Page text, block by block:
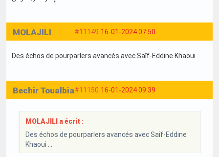
#11149 16-01-2024 07:50
MOLAJILI
Des échos de pourparlers avancés avec Saîf-Eddine Khaoui ...
#11150 16-01-2024 09:39
Bechir Toualbia
MOLAJILI a écrit :
Des échos de pourparlers avancés avec Saîf-Eddine
Khaoui ...